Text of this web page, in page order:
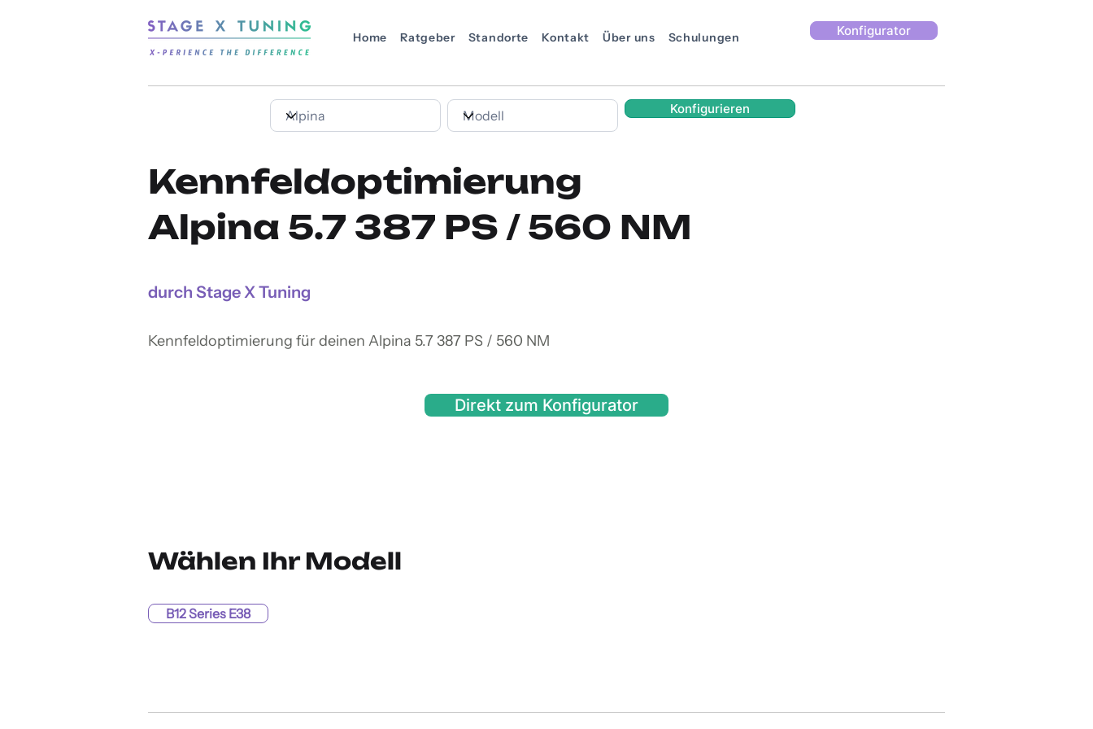
Home Ratgeber Standorte Kontakt Über uns Schulungen Konfigurator
Konfigurieren
Kennfeldoptimierung
Alpina 5.7 387 PS / 560 NM
durch Stage X Tuning
Kennfeldoptimierung für deinen Alpina 5.7 387 PS / 560 NM
Direkt zum Konfigurator
Wählen Ihr Modell
B12 Series E38